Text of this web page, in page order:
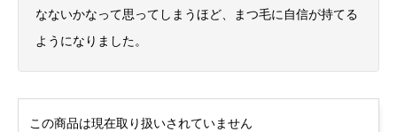
なないかなって思ってしまうほど、まつ毛に自信が持てる
ようになりました。
この商品は現在取り扱いされていません